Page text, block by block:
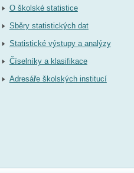
O školské statistice
Sběry statistických dat
Statistické výstupy a analýzy
Číselníky a klasifikace
Adresáře školských institucí